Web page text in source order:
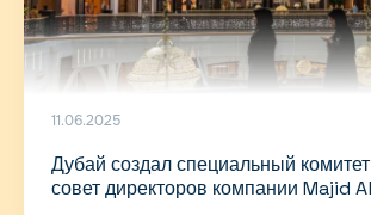
11.06.2025
Дубай создал специальный
совет директоров компании Majid